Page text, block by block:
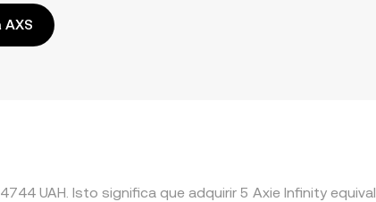
UAH. Isto significa que adquirir 5 Axie Infinity